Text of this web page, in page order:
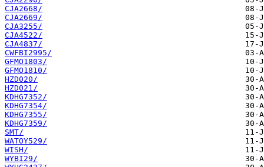
CJA2668/
CJA2669/
CJA3255/
CJA4522/
CJA4837/
CWFBI2995/
GFMO1803/
GFMO1810/
HZD020/
HZD021/
KDHG7352/
KDHG7354/
KDHG7355/
KDHG7359/
SMT/
WATOY529/
WISH/
WYBI29/